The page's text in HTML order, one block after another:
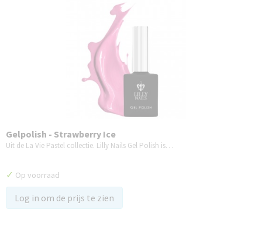
Gelpolish - Strawberry Ice
Uit de La Vie Pastel collectie. Lilly Nails Gel Polish is…
✓ Op voorraad
Log in om de prijs te zien